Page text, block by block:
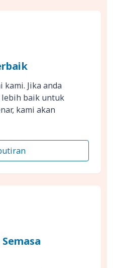
kami. Jika anda
lebih baik untuk
kami akan